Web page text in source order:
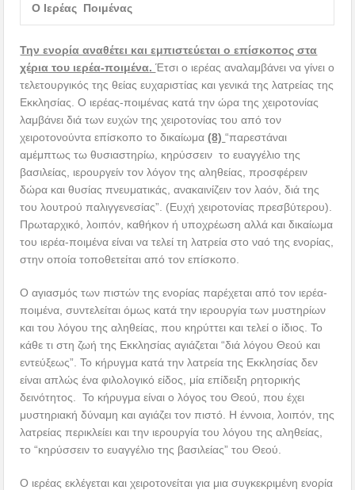
Ο Ιερέας Ποιμένας
Την ενορία αναθέτει και εμπιστεύεται ο επίσκοπος στα
χέρια του ιερέα-ποιμένα.Έτσι ο ιερέας αναλαμβάνει να γίνει ο
τελετουργικός της θείας ευχαριστίας και γενικά της λατρείας της
Εκκλησίας. Ο ιερέας-ποιμένας κατά την ώρα της χειροτονίας
λαμβάνει διά των ευχών της χειροτονίας του από τον
χειροτονούντα επίσκοπο το δικαίωμα(8)“παρεστάναι
αμέμπτως τω θυσιαστηρίω, κηρύσσειν το ευαγγέλιο της
βασιλείας, ιερουργείν τον λόγον της αληθείας, προσφέρειν
δώρα και θυσίας πνευματικάς, ανακαινίζειν τον λαόν, διά της
του λουτρού παλιγγενεσίας”. (Ευχή χειροτονίας πρεσβύτερου).
Πρωταρχικό, λοιπόν, καθήκον ή υποχρέωση αλλά και δικαίωμα
του ιερέα-ποιμένα είναι να τελεί τη λατρεία στο ναό της ενορίας,
στην οποία τοποθετείται από τον επίσκοπο.
Ο αγιασμός των πιστών της ενορίας παρέχεται από τον ιερέα-
ποιμένα, συντελείται όμως κατά την ιερουργία των μυστηρίων
και του λόγου της αληθείας, που κηρύττει και τελεί ο ίδιος. Το
κάθε τι στη ζωή της Εκκλησίας αγιάζεται “διά λόγου Θεού και
εντεύξεως”. Το κήρυγμα κατά την λατρεία της Εκκλησίας δεν
είναι απλώς ένα φιλολογικό είδος, μία επίδειξη ρητορικής
δεινότητος. Το κήρυγμα είναι ο λόγος του Θεού, που έχει
μυστηριακή δύναμη και αγιάζει τον πιστό. Η έννοια, λοιπόν, της
λατρείας περικλείει και την ιερουργία του λόγου της αληθείας,
το “κηρύσσειν το ευαγγέλιο της βασιλείας” του Θεού.
Ο ιερέας εκλέγεται και χειροτονείται για μια συγκεκριμένη ενορία